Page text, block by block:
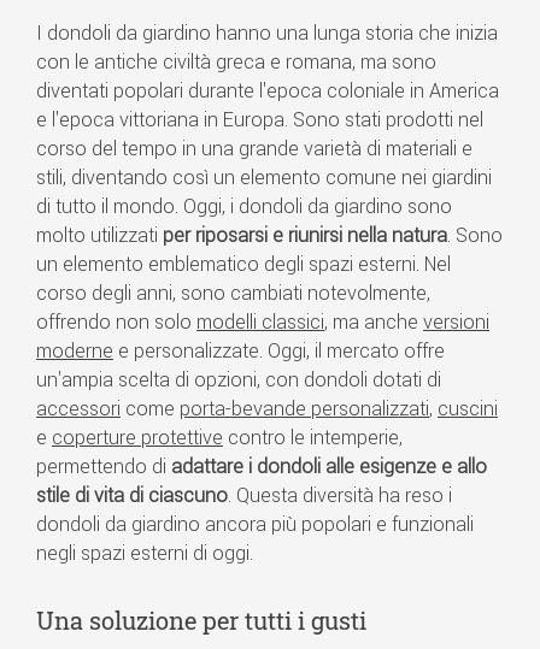
I dondoli da giardino hanno una lunga storia che inizia
con le antiche civiltà greca e romana, ma sono
diventati popolari durante l'epoca coloniale in America
e l'epoca vittoriana in Europa. Sono stati prodotti nel
corso del tempo in una grande varietà di materiali e
stili, diventando così un elemento comune nei giardini
di tutto il mondo. Oggi, i dondoli da giardino sono
molto utilizzati per riposarsi e riunirsi nella natura . Sono
un elemento emblematico degli spazi esterni. Nel
corso degli anni, sono cambiati notevolmente,
offrendo non solo modelli classici, ma anche versioni
moderne e personalizzate. Oggi, il mercato offre
un'ampia scelta di opzioni, con dondoli dotati di
accessori come porta-bevande personalizzati, cuscini
e coperture protettive contro le intemperie,
permettendo di adattare i dondoli alle esigenze e allo
stile di vita di ciascuno . Questa diversità ha reso i
dondoli da giardino ancora più popolari e funzionali
negli spazi esterni di oggi.
Una soluzione per tutti i gusti